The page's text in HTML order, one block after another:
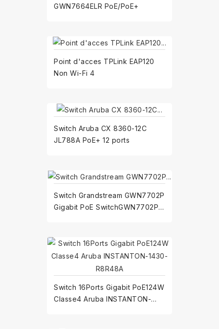
GWN7664ELR PoE/PoE+
Point d'acces TPLink EAP120
Non Wi-Fi 4
Switch Aruba CX 8360-12C
JL788A PoE+ 12 ports
Switch Grandstream GWN7702P
Gigabit PoE SwitchGWN7702P
Switch 16Ports Gigabit PoE124W
Classe4 Aruba INSTANTON-